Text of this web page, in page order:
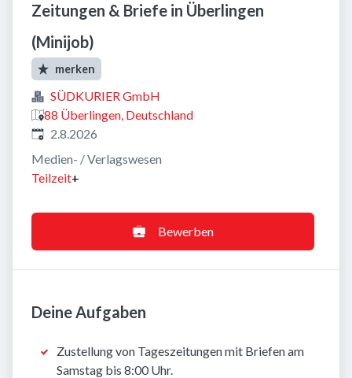
Zeitungen & Briefe in Überlingen
(Minijob)
merken
SÜDKURIER GmbH
88 Überlingen, Deutschland
Veröffentlicht
2.8.2026
Medien- / Verlagswesen
Teilzeit+
Bewerben
Deine Aufgaben
Zustellung von Tageszeitungen mit Briefen am
Samstag bis 8:00 Uhr.